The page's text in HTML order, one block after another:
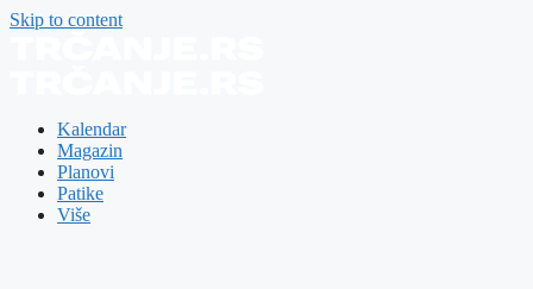
Skip to content
Kalendar
Magazin
Planovi
Patike
Više